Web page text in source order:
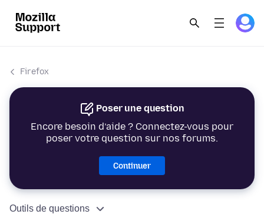
Firefox
Poser une question
Encore besoin d’aide ? Connectez-vous pour
poser votre question sur nos forums.
Continuer
Outils de questions